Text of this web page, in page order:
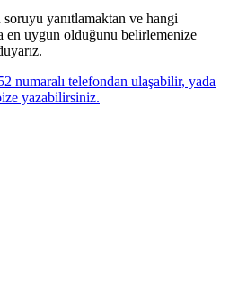
yanıtlamaktan ve hangi
en uygun olduğunu belirlemenize
numaralı telefondan ulaşabilir, yada
yazabilirsiniz.